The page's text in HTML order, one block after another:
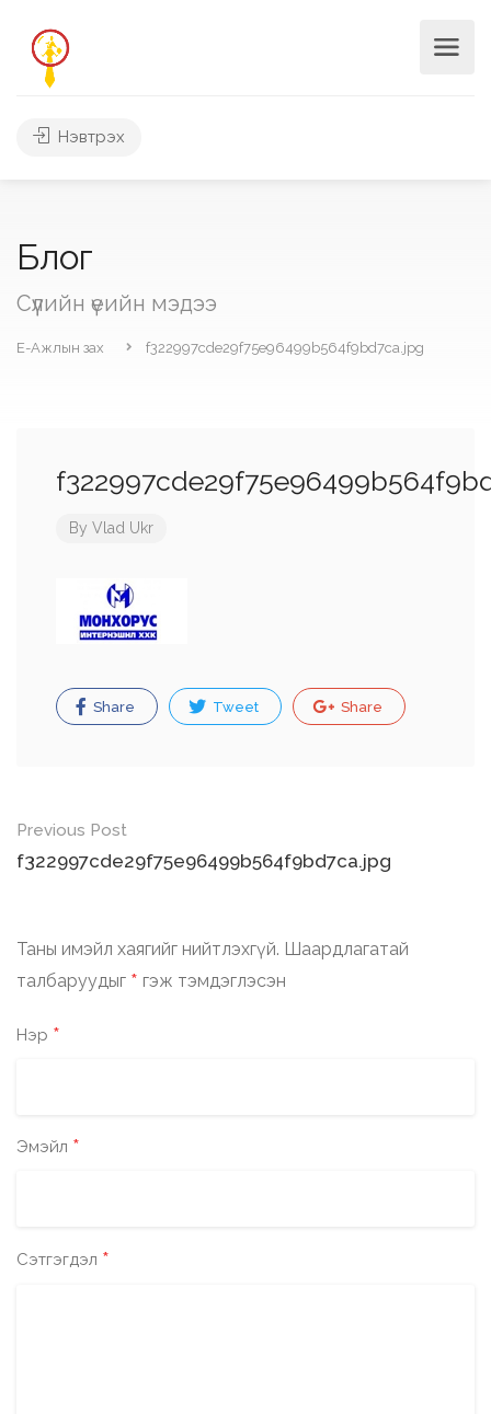
Нэвтрэх
Блог
Сүүлийн үеийн мэдээ
Е-Ажлын зах f322997cde29f75e96499b564f9bd7ca.jpg
By Vlad Ukr
Share Tweet Share
Post
navigation
Previous Post
f322997cde29f75e96499b564f9bd7ca.jpg
Таны имэйл хаягийг нийтлэхгүй. Шаардлагатай
талбаруудыг * гэж тэмдэглэсэн
Нэр *
Эмэйл *
Сэтгэгдэл *